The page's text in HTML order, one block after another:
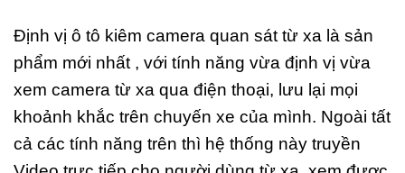
Định vị ô tô kiêm camera quan sát từ xa là sản
phẩm mới nhất , với tính năng vừa định vị vừa
xem camera từ xa qua điện thoại, lưu lại mọi
khoảnh khắc trên chuyến xe của mình. Ngoài tất
cả các tính năng trên thì hệ thống này truyền